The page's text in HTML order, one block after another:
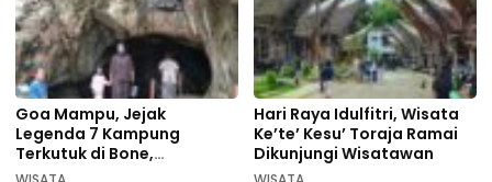
Goa Mampu, Jejak
Legenda 7 Kampung
Terkutuk di Bone,
Rekomendasi Liburan
Hari Raya Idulfitri, Wisata
Ke’te’ Kesu’ Toraja Ramai
Dikunjungi Wisatawan